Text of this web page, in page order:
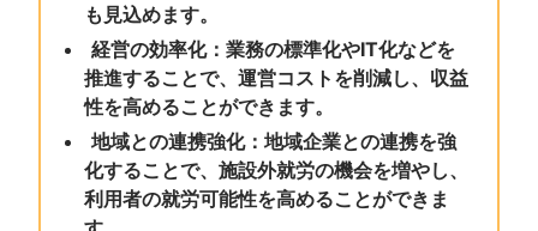
も見込めます。
経営の効率化：業務の標準化やIT化などを
推進することで、運営コストを削減し、収益
性を高めることができます。
地域との連携強化：地域企業との連携を強
化することで、施設外就労の機会を増やし、
利用者の就労可能性を高めることができま